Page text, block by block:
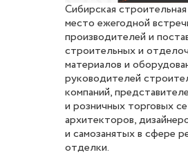
Сибирская
место ежегодной
производителей и
строительных и
материалов и
руководителей
компаний,
и розничных торговых
архитекторов,
и самозанятых в сфере
отделки.